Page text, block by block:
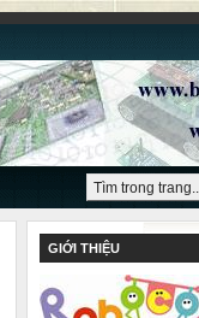
GIỚI THIỆU